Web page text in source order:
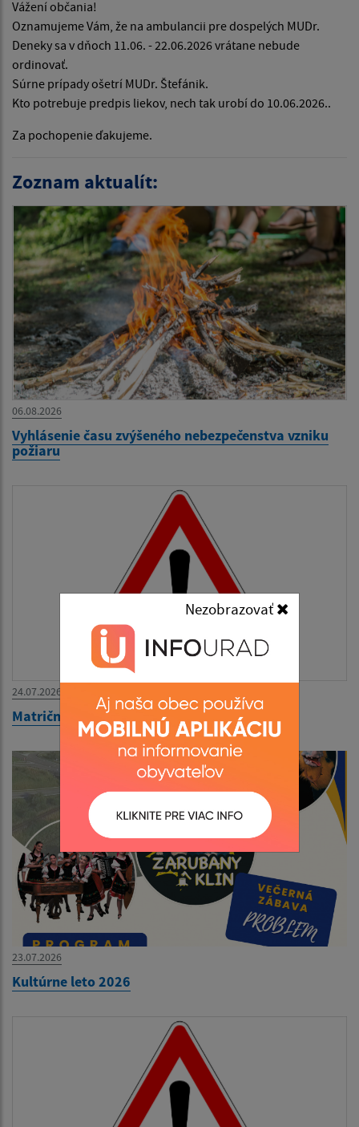
Nezobrazovať
Vážení občania!
Oznamujeme Vám, že na ambulancii pre dospelých MUDr.
Deneky sa v dňoch 11.06. - 22.06.2026 vrátane nebude
ordinovať.
Súrne prípady ošetrí MUDr. Štefánik.
Kto potrebuje predpis liekov, nech tak urobí do 10.06.2026..
Za pochopenie ďakujeme.
Zoznam aktualít:
06.08.2026
Vyhlásenie času zvýšeného nebezpečenstva vzniku
požiaru
24.07.2026
Matričný úrad zatvorený 27.07.-31.07.2026
23.07.2026
Kultúrne leto 2026